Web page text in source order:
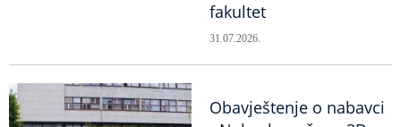
fakultet
31.07.2026.
Obavještenje o nabavci